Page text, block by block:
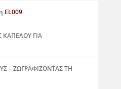
EL009
ΚΑΠΕΛΟΥ ΓΙΑ
– ΖΩΓΡΑΦΙΖΟΝΤΑΣ ΤΗ